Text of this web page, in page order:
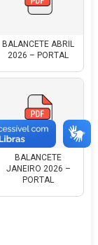
BALANCETE ABRIL
2026 – PORTAL
BALANCETE
JANEIRO 2026 –
PORTAL